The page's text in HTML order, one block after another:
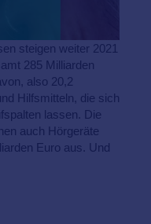
steigen weiter 2021
285 Milliarden
also 20,2
Hilfsmitteln, die sich
lassen. Die
auch Hörgeräte
Euro aus. Und